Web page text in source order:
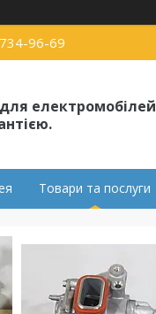
96-69
електромобілей
Товари та послуги